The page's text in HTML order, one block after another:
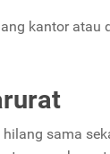
kantor
sama